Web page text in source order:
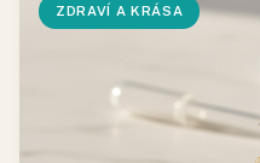
ZDRAVÍ A KRÁSA